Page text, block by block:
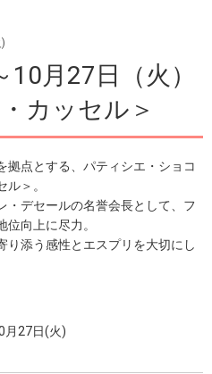
月27日（火）
カッセル＞
拠点とする、パティシエ・ショコ
＞。
・デセールの名誉会長として、フ
向上に尽力。
り添う感性とエスプリを大切にし
月27日(火)